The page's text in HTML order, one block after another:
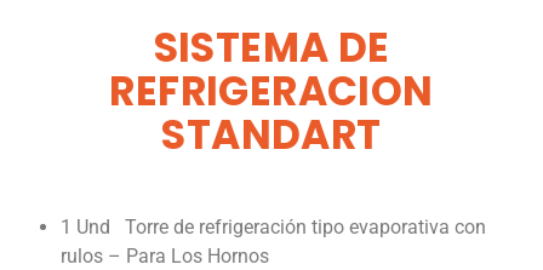
SISTEMA DE
REFRIGERACION
STANDART
1 Und Torre de refrigeración tipo evaporativa con
rulos – Para Los Hornos